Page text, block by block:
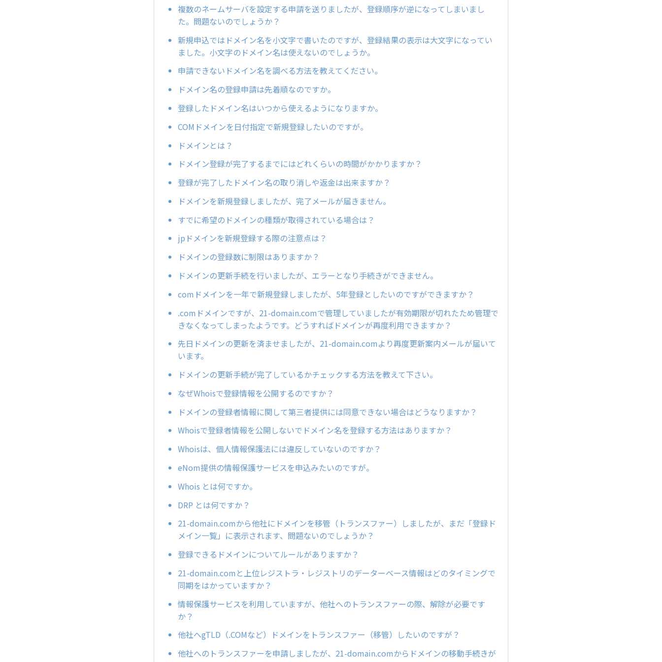
複数のネームサーバを設定する申請を送りましたが、登録順序が逆になってしまいまし
た。問題ないのでしょうか？
新規申込ではドメイン名を小文字で書いたのですが、登録結果の表示は大文字になってい
ました。小文字のドメイン名は使えないのでしょうか。
申請できないドメイン名を調べる方法を教えてください。
ドメイン名の登録申請は先着順なのですか。
登録したドメイン名はいつから使えるようになりますか。
COMドメインを日付指定で新規登録したいのですが。
ドメインとは？
ドメイン登録が完了するまでにはどれくらいの時間がかかりますか？
登録が完了したドメイン名の取り消しや返金は出来ますか？
ドメインを新規登録しましたが、完了メールが届きません。
すでに希望のドメインの種類が取得されている場合は？
jpドメインを新規登録する際の注意点は？
ドメインの登録数に制限はありますか？
ドメインの更新手続を行いましたが、エラーとなり手続きができません。
comドメインを一年で新規登録しましたが、5年登録としたいのですができますか？
.comドメインですが、21-domain.comで管理していましたが有効期限が切れたため管理で
きなくなってしまったようです。どうすればドメインが再度利用できますか？
先日ドメインの更新を済ませましたが、21-domain.comより再度更新案内メールが届いて
います。
ドメインの更新手続が完了しているかチェックする方法を教えて下さい。
なぜWhoisで登録情報を公開するのですか？
ドメインの登録者情報に関して第三者提供には同意できない場合はどうなりますか？
Whoisで登録者情報を公開しないでドメイン名を登録する方法はありますか？
Whoisは、個人情報保護法には違反していないのですか？
eNom提供の情報保護サービスを申込みたいのですが。
Whois とは何ですか。
DRP とは何ですか？
21-domain.comから他社にドメインを移管（トランスファー）しましたが、まだ「登録ド
メイン一覧」に表示されます、問題ないのでしょうか？
登録できるドメインについてルールがありますか？
21-domain.comと上位レジストラ・レジストリのデーターベース情報はどのタイミングで
同期をはかっていますか？
情報保護サービスを利用していますが、他社へのトランスファーの際、解除が必要です
か？
他社へgTLD（.COMなど）ドメインをトランスファー（移管）したいのですが？
他社へのトランスファーを申請しましたが、21-domain.comからドメインの移動手続きが